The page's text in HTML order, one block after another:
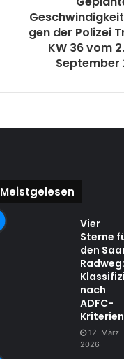
gen der Polizei
KW 36 vom
September
Meistgelesen
Vier
Sterne
den
Radweg:
nach
ADFC-
Kriterien
12. März
2026